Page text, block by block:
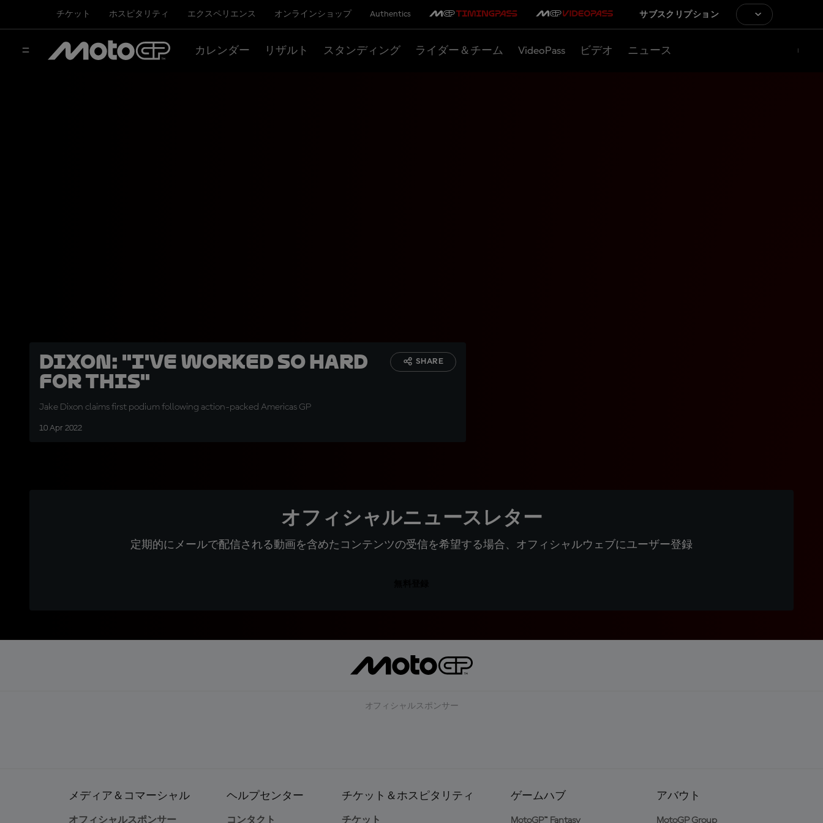
チケット ホスピタリティ エクスペリエンス オンラインショップ Authentics サブスクリプション
カレンダー リザルト スタンディング ライダー＆チーム VideoPass ビデオ ニュース
Dixon: "I've worked so hard
for this"
Jake Dixon claims first podium following action-packed Americas GP
10 Apr 2022
SHARE
オフィシャルニュースレター
定期的にメールで配信される動画を含めたコンテンツの受信を希望する場合、オフィシャルウェブにユーザー登録
オフィシャルスポンサー
メディア＆コマーシャル
オフィシャルスポンサー
ヘルプセンター
コンタクト
チケット＆ホスピタリティ
チケット
ゲームハブ
MotoGP™ Fantasy
アバウト
MotoGP Group